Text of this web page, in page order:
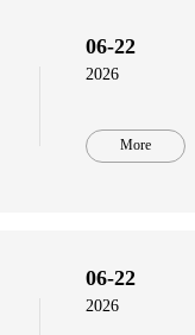
06-22
2026
More
06-22
2026